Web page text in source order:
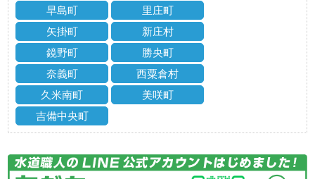
早島町
里庄町
矢掛町
新庄村
鏡野町
勝央町
奈義町
西粟倉村
久米南町
美咲町
吉備中央町